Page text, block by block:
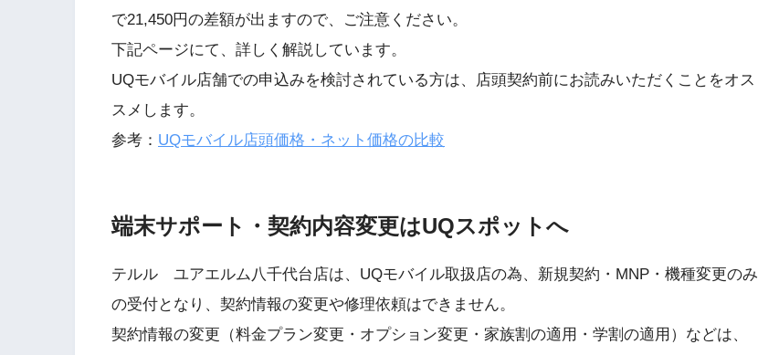
で21,450円の差額が出ますので、ご注意ください。
下記ページにて、詳しく解説しています。
UQモバイル店舗での申込みを検討されている方は、店頭契約前にお読みいただくことをオス
スメします。
参考： UQモバイル店頭価格・ネット価格の比較
端末サポート・契約内容変更はUQスポットへ
テルル ユアエルム八千代台店は、UQモバイル取扱店の為、新規契約・MNP・機種変更のみ
の受付となり、契約情報の変更や修理依頼はできません。
契約情報の変更（料金プラン変更・オプション変更・家族割の適用・学割の適用）などは、